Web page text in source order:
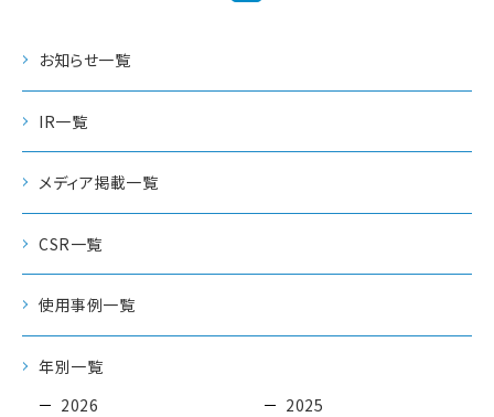
お知らせ一覧
IR一覧
メディア掲載一覧
CSR一覧
使用事例一覧
年別一覧
2026
2025